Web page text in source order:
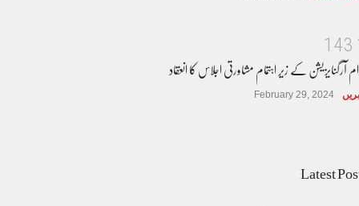
3
4
1
آرگنایزیشن کے زیر اہتمام مشاورتی اجلاس کا انعقاد
February 29, 2024
Latest